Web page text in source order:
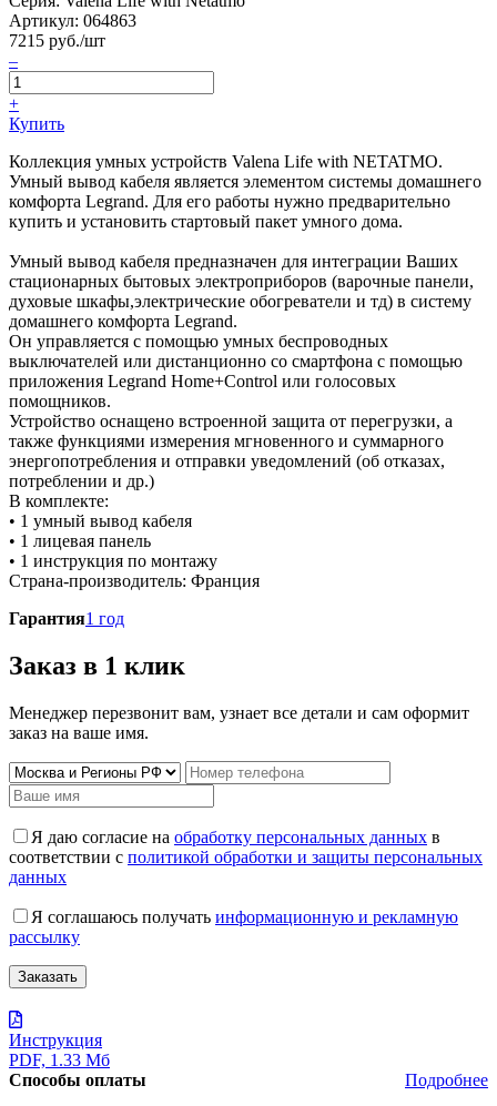
Артикул: 064863
7215 руб./шт
–
+
Купить
Коллекция умных устройств Valena Life with NETATMO.
Умный вывод кабеля является элементом системы домашнего
комфорта Legrand. Для его работы нужно предварительно
купить и установить стартовый пакет умного дома.
Умный вывод кабеля предназначен для интеграции Ваших
стационарных бытовых электроприборов (варочные панели,
духовые шкафы,электрические обогреватели и тд) в систему
домашнего комфорта Legrand.
Он управляется с помощью умных беспроводных
выключателей или дистанционно со смартфона с помощью
приложения Legrand Home+Control или голосовых
помощников.
Устройство оснащено встроенной защита от перегрузки, а
также функциями измерения мгновенного и суммарного
энергопотребления и отправки уведомлений (об отказах,
потреблении и др.)
В комплекте:
• 1 умный вывод кабеля
• 1 лицевая панель
• 1 инструкция по монтажу
Страна-производитель: Франция
Гарантия1 год
Заказ в 1 клик
Менеджер перезвонит вам, узнает все детали и сам оформит
заказ на ваше имя.
Я даю согласие на обработку персональных данных в
соответствии с политикой обработки и защиты персональных
данных
Я соглашаюсь получать информационную и рекламную
рассылку
Инструкция
PDF, 1.33 Мб
Способы оплаты
Подробнее